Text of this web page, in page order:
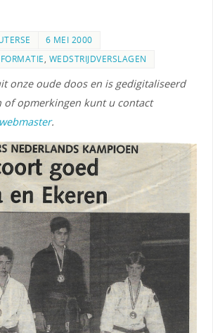
6 MEI 2000
, WEDSTRIJDVERSLAGEN
onze oude doos en is gedigitaliseerd
of opmerkingen kunt u contact
.